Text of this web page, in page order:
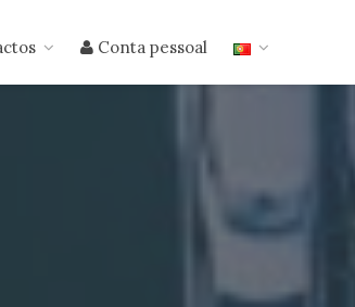
Conta pessoal